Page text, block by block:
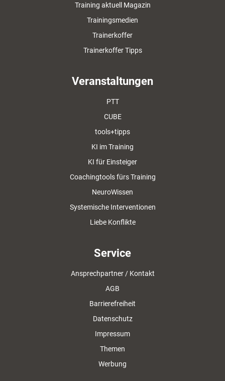
Training aktuell Magazin
Trainingsmedien
Trainerkoffer
Trainerkoffer Tipps
Veranstaltungen
PTT
CUBE
tools+tipps
KI im Training
KI für Einsteiger
Coachingtools fürs Training
NeuroWissen
Systemische Interventionen
Liebe Konflikte
Service
Ansprechpartner / Kontakt
AGB
Barrierefreiheit
Datenschutz
Impressum
Themen
Werbung